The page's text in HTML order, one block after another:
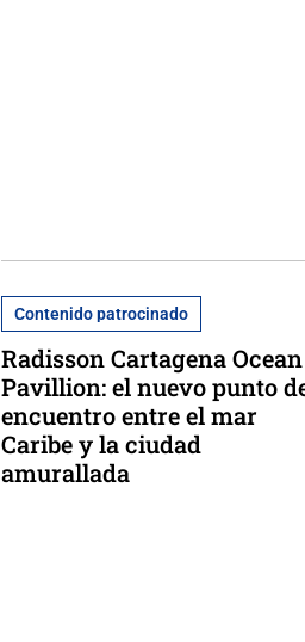
Contenido patrocinado
Radisson Cartagena Ocean
Pavillion: el nuevo punto
encuentro entre el mar
Caribe y la ciudad
amurallada